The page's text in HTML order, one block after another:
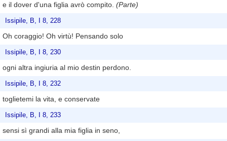
e il dover d'una figlia avrò compito. (Parte)
Issipile, B, I 8, 228
Oh coraggio! Oh virtù! Pensando solo
Issipile, B, I 8, 230
ogni altra ingiuria al mio destin perdono.
Issipile, B, I 8, 232
toglietemi la vita, e conservate
Issipile, B, I 8, 233
sensi sì grandi alla mia figlia in seno,